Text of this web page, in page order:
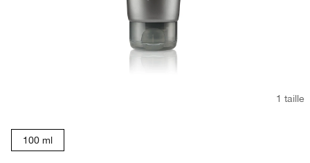
1 taille
100 ml